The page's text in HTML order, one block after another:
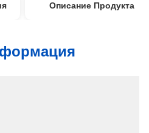
Описание Продукта